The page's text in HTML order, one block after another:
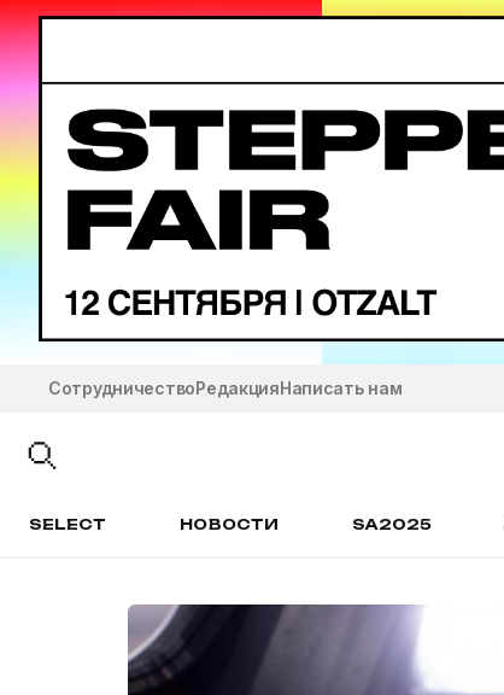
СотрудничествоРедакцияНаписать нам
SELECT НОВОСТИ SA2025